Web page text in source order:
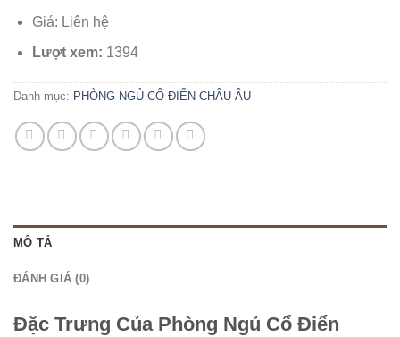
Giá: Liên hệ
Lượt xem: 1394
Danh mục: PHÒNG NGỦ CỔ ĐIỂN CHÂU ÂU
MÔ TẢ
ĐÁNH GIÁ (0)
Đặc Trưng Của Phòng Ngủ Cổ Điển